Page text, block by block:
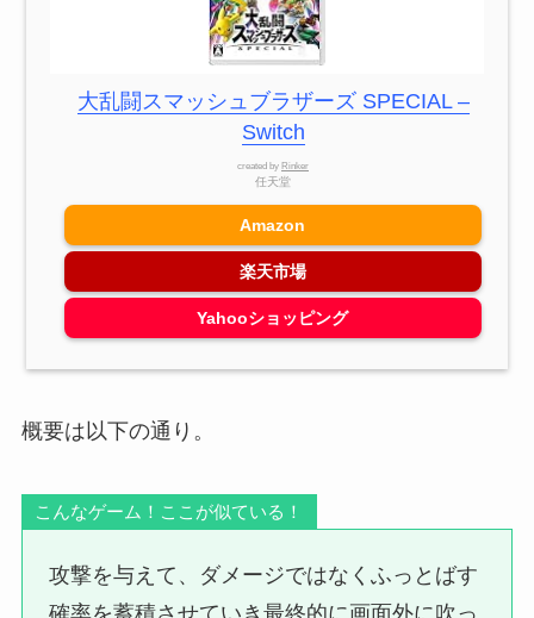
大乱闘スマッシュブラザーズ SPECIAL –
Switch
created by Rinker
任天堂
Amazon
楽天市場
Yahooショッピング
概要は以下の通り。
こんなゲーム！ここが似ている！
攻撃を与えて、ダメージではなくふっとばす